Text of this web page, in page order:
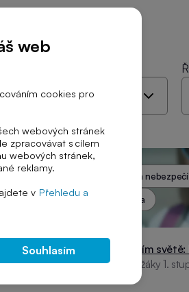
online a
Internetová nebezpečí
Osobní data
Rizika v digitálním světě:
Prezentace pro žáky 1.
Pokrývá témata jako
web
cookies pro
webových stránek
zpracovávat s cílem
webových stránek,
reklamy.
v Přehledu a
Souhlasím